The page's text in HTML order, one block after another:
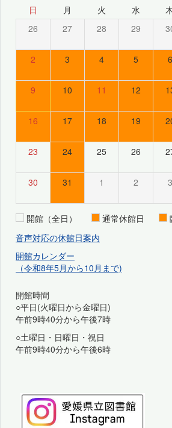
日 月 火 水
26 27 28 29
2 3 4 5 6
9 10 11 12
16 17 18 19
23 24 25 26
30 31 1 2 3
開館（全日） 通常休館日
音声対応の休館日案内
開館カレンダー
（令和8年5月から10月まで)
開館時間
○平日(火曜日から金曜日)
午前9時40分から午後7時
○土曜日・日曜日・祝日
午前9時40分から午後6時